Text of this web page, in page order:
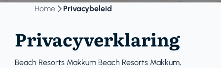
Home Privacybeleid
Privacyverklaring
Beach Resorts Makkum Beach Resorts Makkum,